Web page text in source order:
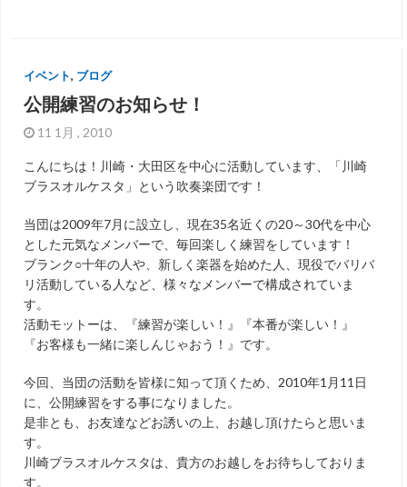
イベント, ブログ
公開練習のお知らせ！
11 1月 , 2010
こんにちは！川崎・大田区を中心に活動しています、「川崎
ブラスオルケスタ」という吹奏楽団です！
当団は2009年7月に設立し、現在35名近くの20～30代を中心
とした元気なメンバーで、毎回楽しく練習をしています！
ブランク○十年の人や、新しく楽器を始めた人、現役でバリバ
リ活動している人など、様々なメンバーで構成されていま
す。
活動モットーは、『練習が楽しい！』『本番が楽しい！』
『お客様も一緒に楽しんじゃおう！』です。
今回、当団の活動を皆様に知って頂くため、2010年1月11日
に、公開練習をする事になりました。
是非とも、お友達などお誘いの上、お越し頂けたらと思いま
す。
川崎ブラスオルケスタは、貴方のお越しをお待ちしておりま
す。